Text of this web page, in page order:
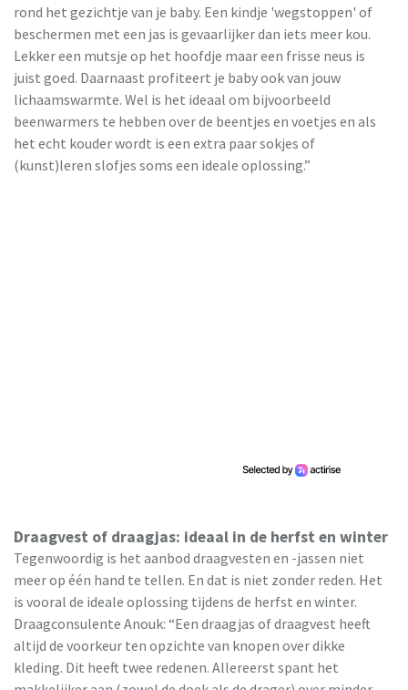
rond het gezichtje van je baby. Een kindje 'wegstoppen' of
beschermen met een jas is gevaarlijker dan iets meer kou.
Lekker een mutsje op het hoofdje maar een frisse neus is
juist goed. Daarnaast profiteert je baby ook van jouw
lichaamswarmte. Wel is het ideaal om bijvoorbeeld
beenwarmers te hebben over de beentjes en voetjes en als
het echt kouder wordt is een extra paar sokjes of
(kunst)leren slofjes soms een ideale oplossing.”
Draagvest of draagjas: ideaal in de herfst en winter
Tegenwoordig is het aanbod draagvesten en -jassen niet
meer op één hand te tellen. En dat is niet zonder reden. Het
is vooral de ideale oplossing tijdens de herfst en winter.
Draagconsulente Anouk: “Een draagjas of draagvest heeft
altijd de voorkeur ten opzichte van knopen over dikke
kleding. Dit heeft twee redenen. Allereerst spant het